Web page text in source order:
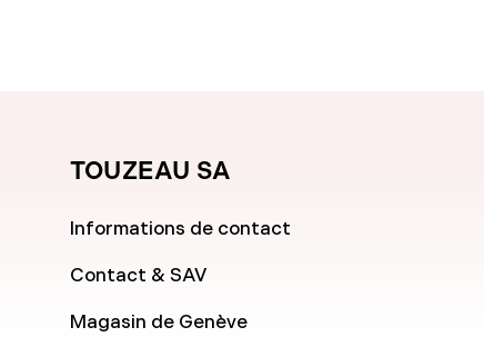
TOUZEAU SA
Informations de contact
Contact & SAV
Magasin de Genève